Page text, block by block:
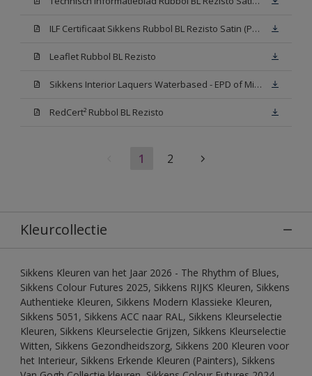
ILF Certificaat Sikkens Rubbol BL Rezisto Satin (PDF)
Leaflet Rubbol BL Rezisto
Sikkens Interior Laquers Waterbased - EPD of Milieuproductverklaring
RedCert² Rubbol BL Rezisto
1 2
Kleurcollectie
Sikkens Kleuren van het Jaar 2026 - The Rhythm of Blues,
Sikkens Colour Futures 2025, Sikkens RIJKS Kleuren, Sikkens
Authentieke Kleuren, Sikkens Modern Klassieke Kleuren,
Sikkens 5051, Sikkens ACC naar RAL, Sikkens Kleurselectie
Kleuren, Sikkens Kleurselectie Grijzen, Sikkens Kleurselectie
Witten, Sikkens Gezondheidszorg, Sikkens 200 Kleuren voor
het Interieur, Sikkens Erkende Kleuren (Painters), Sikkens